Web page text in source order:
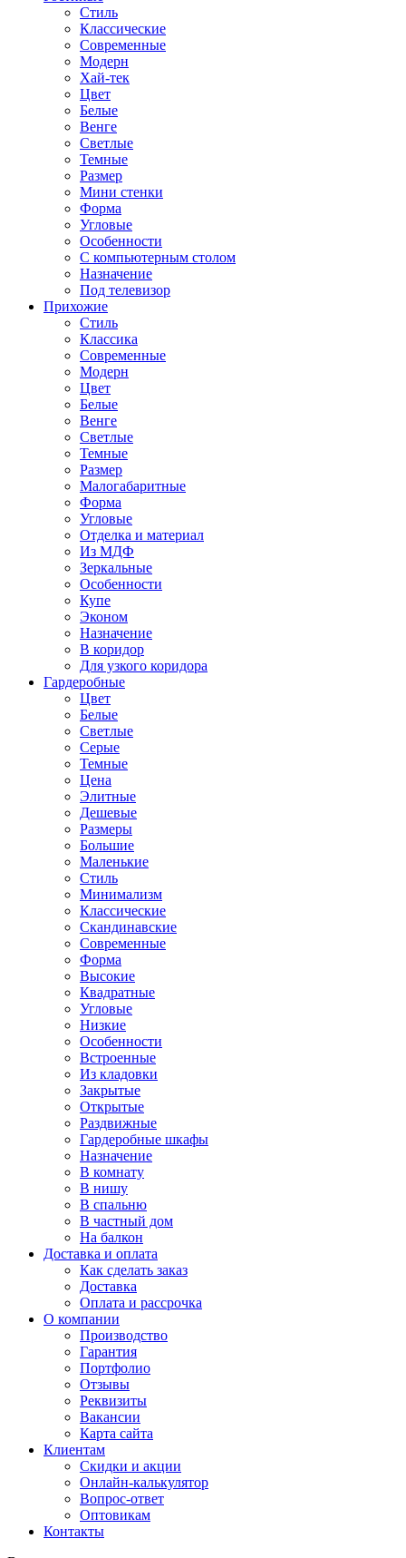
Стиль
Классические
Современные
Модерн
Хай-тек
Цвет
Белые
Венге
Светлые
Темные
Размер
Мини стенки
Форма
Угловые
Особенности
С компьютерным столом
Назначение
Под телевизор
Прихожие
Стиль
Классика
Современные
Модерн
Цвет
Белые
Венге
Светлые
Темные
Размер
Малогабаритные
Форма
Угловые
Отделка и материал
Из МДФ
Зеркальные
Особенности
Купе
Эконом
Назначение
В коридор
Для узкого коридора
Гардеробные
Цвет
Белые
Светлые
Серые
Темные
Цена
Элитные
Дешевые
Размеры
Большие
Маленькие
Стиль
Минимализм
Классические
Скандинавские
Современные
Форма
Высокие
Квадратные
Угловые
Низкие
Особенности
Встроенные
Из кладовки
Закрытые
Открытые
Раздвижные
Гардеробные шкафы
Назначение
В комнату
В нишу
В спальню
В частный дом
На балкон
Доставка и оплата
Как сделать заказ
Доставка
Оплата и рассрочка
О компании
Производство
Гарантия
Портфолио
Отзывы
Реквизиты
Вакансии
Карта сайта
Клиентам
Скидки и акции
Онлайн-калькулятор
Вопрос-ответ
Оптовикам
Контакты